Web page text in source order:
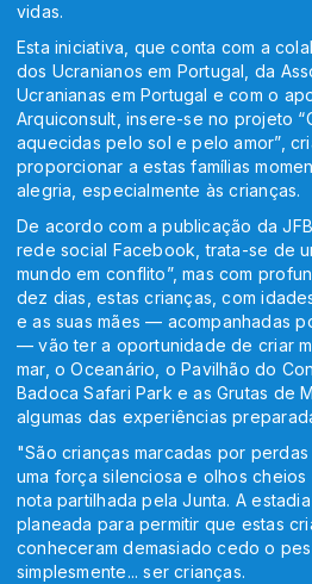
vidas.
Esta iniciativa, que conta com a
dos Ucranianos em Portugal, da
Ucranianas em Portugal e com o
Arquiconsult, insere-se no projeto
aquecidas pelo sol e pelo amor”,
proporcionar a estas famílias
alegria, especialmente às crianças.
De acordo com a publicação da
rede social Facebook, trata-se de
mundo em conflito”, mas com
dez dias, estas crianças, com
e as suas mães — acompanhadas
— vão ter a oportunidade de criar
mar, o Oceanário, o Pavilhão do
Badoca Safari Park e as Grutas de
algumas das experiências
"São crianças marcadas por
uma força silenciosa e olhos
nota partilhada pela Junta. A
planeada para permitir que estas
conheceram demasiado cedo o
simplesmente... ser crianças.